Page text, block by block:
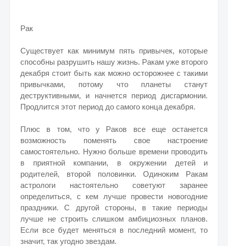
Рак
Существует как минимум пять привычек, которые
способны разрушить нашу жизнь. Ракам уже второго
декабря стоит быть как можно осторожнее с такими
привычками, потому что планеты станут
деструктивными, и начнется период дисгармонии.
Продлится этот период до самого конца декабря.
Плюс в том, что у Раков все еще останется
возможность поменять свое настроение
самостоятельно. Нужно больше времени проводить
в приятной компании, в окружении детей и
родителей, второй половинки. Одиноким Ракам
астрологи настоятельно советуют заранее
определиться, с кем лучше провести новогодние
праздники. С другой стороны, в такие периоды
лучше не строить слишком амбициозных планов.
Если все будет меняться в последний момент, то
значит, так угодно звездам.